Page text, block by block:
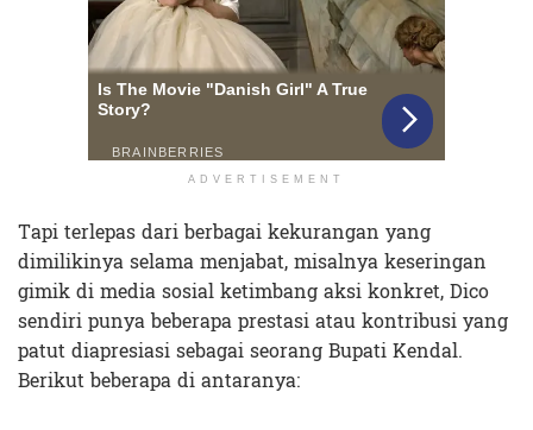
ADVERTISEMENT
Tapi terlepas dari berbagai kekurangan yang
dimilikinya selama menjabat, misalnya keseringan
gimik di media sosial ketimbang aksi konkret, Dico
sendiri punya beberapa prestasi atau kontribusi yang
patut diapresiasi sebagai seorang Bupati Kendal.
Berikut beberapa di antaranya: